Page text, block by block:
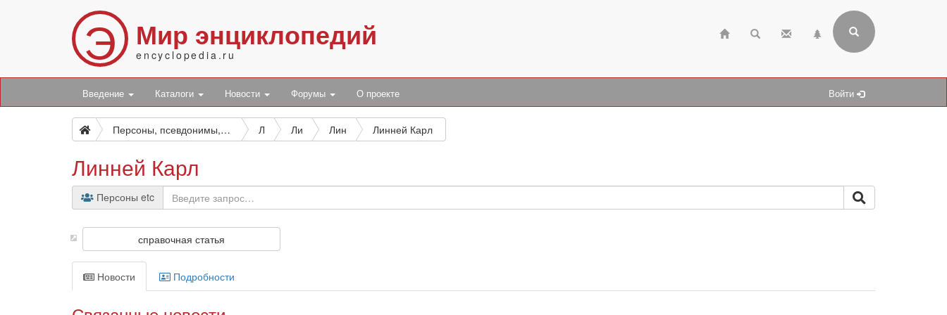
Э Мир энциклопедий
encyclopedia.ru
Введение Каталоги Новости Форумы О проекте Войти
Персоны, псевдонимы, персонажи и боты Л Ли Лин Линней Карл
Линней Карл
Персоны etc
справочная статья
Новости Подробности